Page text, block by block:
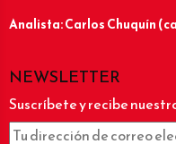
Analista: Carlos Chuquín
NEWSLETTER
Suscríbete y recibe